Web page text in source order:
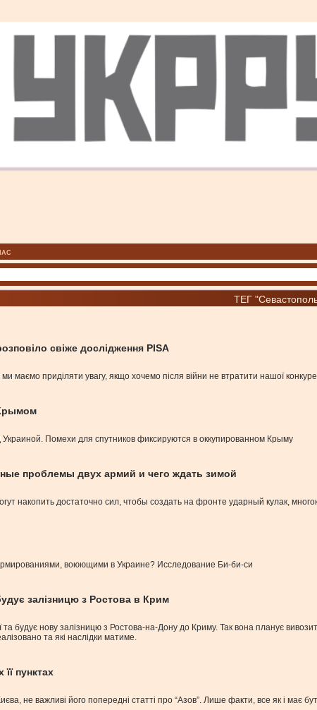
ТЕГ "Севастополь"
свіже дослідження PISA
маємо приділяти увагу, якщо хочемо після війни не втратити нашої
Помехи для спутников фиксируются в оккупированном Крыму
проблемы двух армий и чего ждать зимой
накопить достаточно сил, чтобы создать на фронте ударный кулак,
воюющими в Украине? Исследование Би-би-си
залізницю з Ростова в Крим
та будує нову залізницю з Ростова-на-Дону до Криму. Так вона планує
та які наслідки матиме.
пунктах
не важливі його попередні статті про “Азов”. Лише факти, все як і має